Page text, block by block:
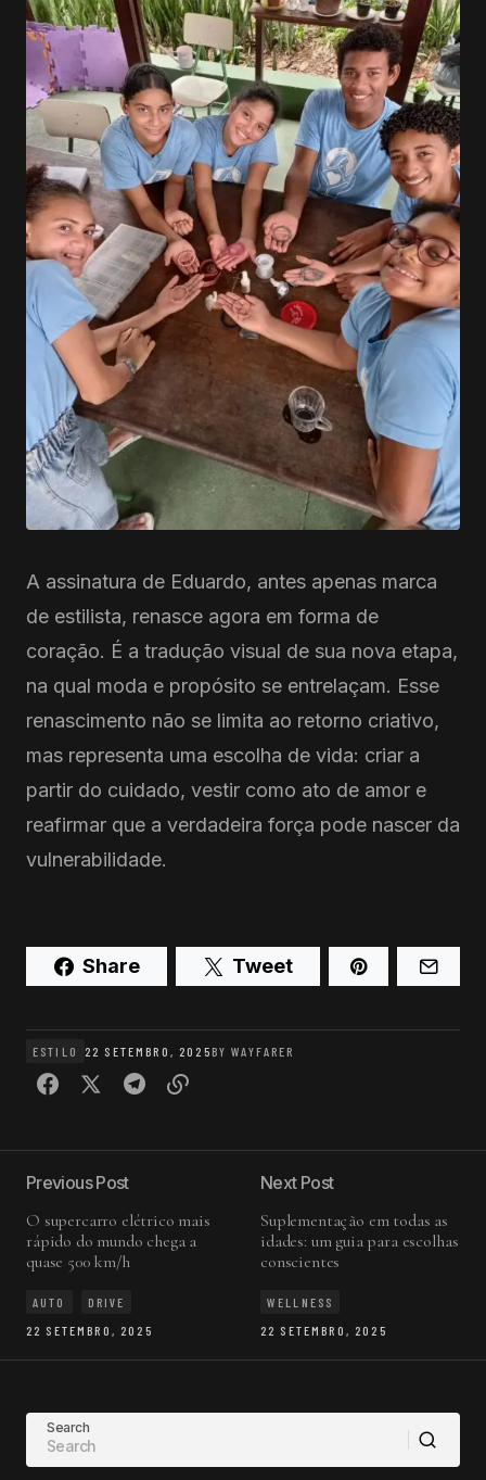
A assinatura de Eduardo, antes apenas marca
de estilista, renasce agora em forma de
coração. É a tradução visual de sua nova etapa,
na qual moda e propósito se entrelaçam. Esse
renascimento não se limita ao retorno criativo,
mas representa uma escolha de vida: criar a
partir do cuidado, vestir como ato de amor e
reafirmar que a verdadeira força pode nascer da
vulnerabilidade.
Share Tweet
ESTILO 22 SETEMBRO, 2025BY WAYFARER
Previous Post
O supercarro elétrico mais
rápido do mundo chega a
quase 500 km/h
AUTO
DRIVE
22 SETEMBRO, 2025
Next Post
Suplementação em todas as
idades: um guia para escolhas
conscientes
WELLNESS
22 SETEMBRO, 2025
Search